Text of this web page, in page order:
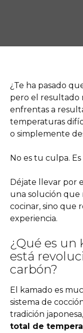
¿Te ha pasado
pero el resultado
enfrentas a
temperaturas
o simplemente
No es tu culpa.
Déjate llevar por
una solución que
cocinar, sino que
experiencia.
¿Qué es un
está
carbón?
El kamado es
sistema de
tradición
total de